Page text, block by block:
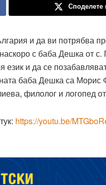
Споделете
и да ви потрябва
с баба Дешка от
език и да се
баба Дешка са Морис
филолог и логопед
https://youtu.be/